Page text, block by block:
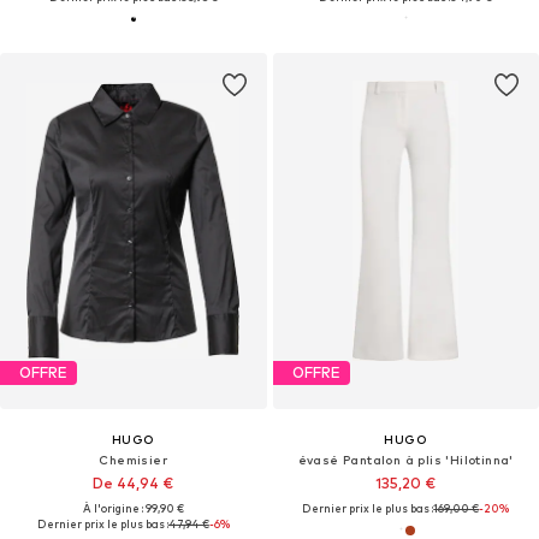
OFFRE
HUGO
Chemisier
De 44,94 €
À l'origine : 99,90 €
Dernier prix le plus bas :47,94 €-6%
OFFRE
HUGO
évasé Pantalon à plis 'Hilotinna'
135,20 €
Dernier prix le plus bas :169,00 €-20%